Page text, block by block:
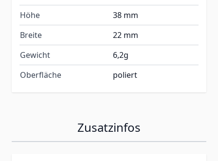
Höhe
38 mm
Breite
22 mm
Gewicht
6,2g
Oberfläche
poliert
Zusatzinfos